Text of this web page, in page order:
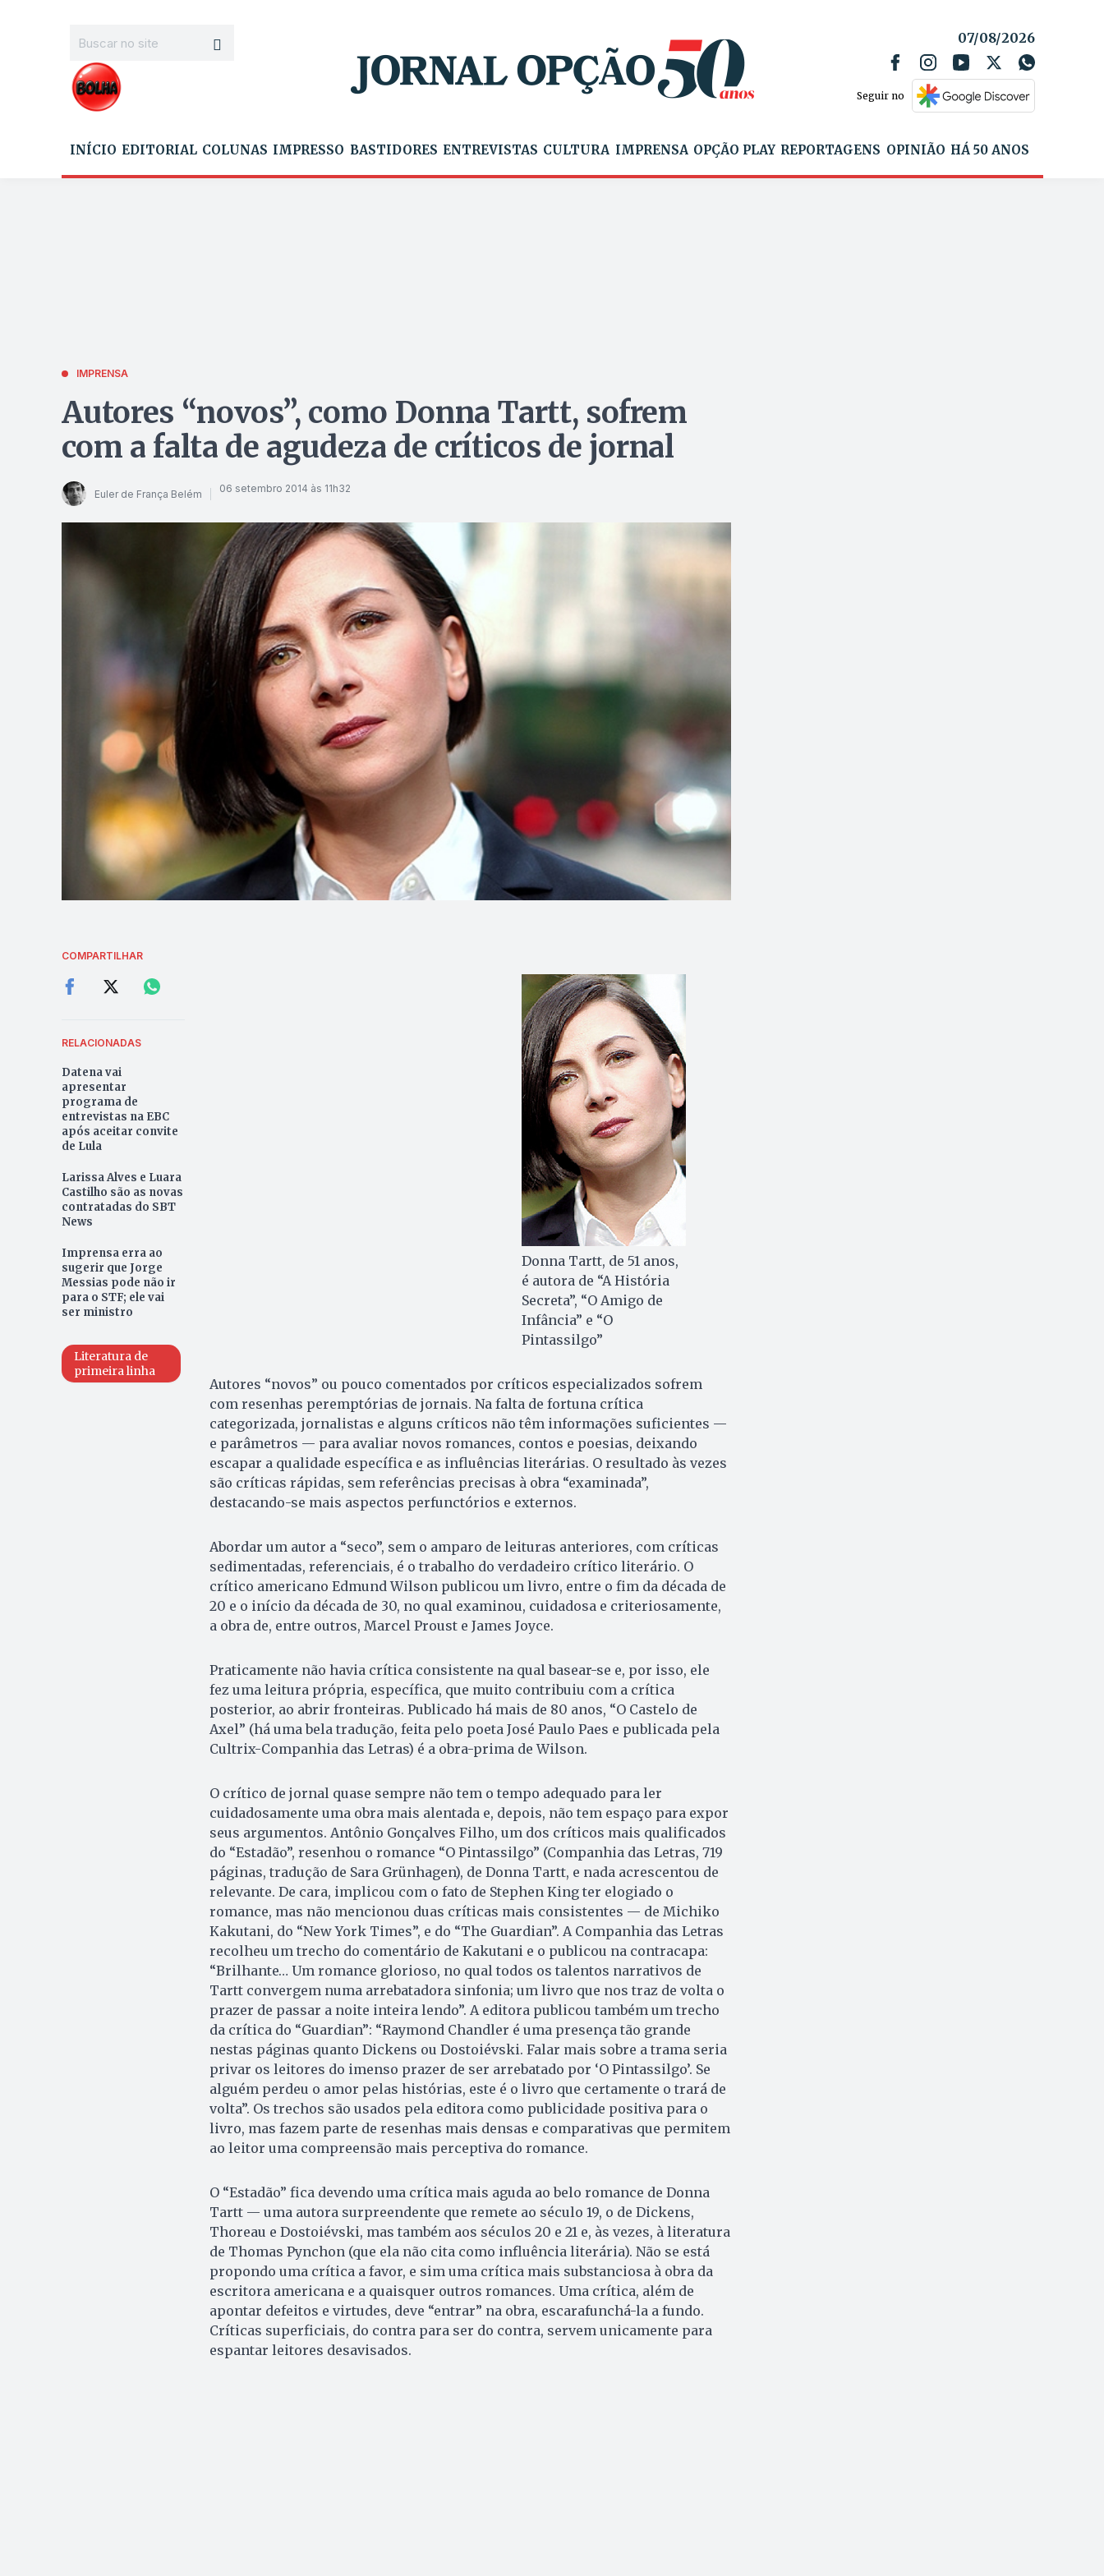
07/08/2026
Seguir no
INÍCIO EDITORIAL COLUNAS IMPRESSO BASTIDORES ENTREVISTAS CULTURA IMPRENSA OPÇÃO PLAY REPORTAGENS OPINIÃO HÁ 50 ANOS
IMPRENSA
Autores “novos”, como Donna Tartt, sofrem
com a falta de agudeza de críticos de jornal
Euler de França Belém 06 setembro 2014 às 11h32
COMPARTILHAR
RELACIONADAS
Datena vai
apresentar
programa de
entrevistas na EBC
após aceitar convite
de Lula
Larissa Alves e Luara
Castilho são as novas
contratadas do SBT
News
Imprensa erra ao
sugerir que Jorge
Messias pode não ir
para o STF; ele vai
ser ministro
Literatura de
primeira linha
Donna Tartt, de 51 anos,
é autora de “A História
Secreta”, “O Amigo de
Infância” e “O
Pintassilgo”
Autores “novos” ou pouco comentados por críticos especializados sofrem
com resenhas peremptórias de jornais. Na falta de fortuna crítica
categorizada, jornalistas e alguns críticos não têm informações suficientes —
e parâmetros — para avaliar novos romances, contos e poesias, deixando
escapar a qualidade específica e as influências literárias. O resultado às vezes
são críticas rápidas, sem referências precisas à obra “examinada”,
destacando-se mais aspectos perfunctórios e externos.
Abordar um autor a “seco”, sem o amparo de leituras anteriores, com críticas
sedimentadas, referenciais, é o trabalho do verdadeiro crítico literário. O
crítico americano Edmund Wilson publicou um livro, entre o fim da década de
20 e o início da década de 30, no qual examinou, cuidadosa e criteriosamente,
a obra de, entre outros, Marcel Proust e James Joyce.
Praticamente não havia crítica consistente na qual basear-se e, por isso, ele
fez uma leitura própria, específica, que muito contribuiu com a crítica
posterior, ao abrir fronteiras. Publicado há mais de 80 anos, “O Castelo de
Axel” (há uma bela tradução, feita pelo poeta José Paulo Paes e publicada pela
Cultrix-Companhia das Letras) é a obra-prima de Wilson.
O crítico de jornal quase sempre não tem o tempo adequado para ler
cuidadosamente uma obra mais alentada e, depois, não tem espaço para expor
seus argumentos. Antônio Gonçalves Filho, um dos críticos mais qualificados
do “Estadão”, resenhou o romance “O Pintassilgo” (Companhia das Letras, 719
páginas, tradução de Sara Grünhagen), de Donna Tartt, e nada acrescentou de
relevante. De cara, implicou com o fato de Stephen King ter elogiado o
romance, mas não mencionou duas críticas mais consistentes — de Michiko
Kakutani, do “New York Times”, e do “The Guardian”. A Companhia das Letras
recolheu um trecho do comentário de Kakutani e o publicou na contracapa:
“Bri­lhante… Um romance glorioso, no qual todos os talentos narrativos de
Tartt convergem numa arrebatadora sinfonia; um livro que nos traz de volta o
prazer de passar a noite inteira lendo”. A editora publicou também um trecho
da crítica do “Guardian”: “Raymond Chandler é uma presença tão grande
nestas páginas quanto Dickens ou Dostoiévski. Falar mais sobre a trama seria
privar os leitores do imenso prazer de ser arrebatado por ‘O Pintassilgo’. Se
alguém perdeu o amor pelas histórias, este é o livro que certamente o trará de
volta”. Os trechos são usados pela editora como publicidade positiva para o
livro, mas fazem parte de resenhas mais densas e comparativas que permitem
ao leitor uma compreensão mais perceptiva do romance.
O “Estadão” fica devendo uma crítica mais aguda ao belo romance de Donna
Tartt — uma autora surpreendente que remete ao século 19, o de Dickens,
Thoreau e Dostoi­évski, mas também aos séculos 20 e 21 e, às vezes, à literatura
de Thomas Pynchon (que ela não cita como influência literária). Não se está
propondo uma crítica a favor, e sim uma crítica mais substanciosa à obra da
escritora americana e a quaisquer outros romances. Uma crítica, além de
apontar defeitos e virtudes, deve “entrar” na obra, escarafunchá-la a fundo.
Críticas superficiais, do contra para ser do contra, servem unicamente para
espantar leitores desavisados.